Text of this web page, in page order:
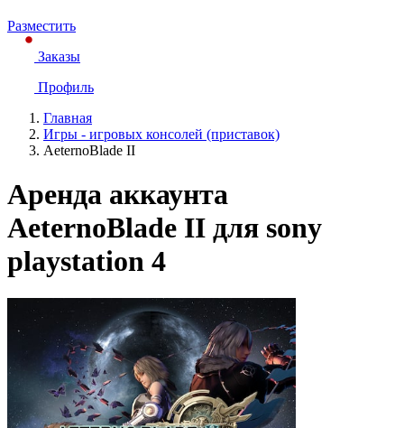
Разместить
Заказы
Профиль
Главная
Игры - игровых консолей (приставок)
AeternoBlade II
Аренда аккаунта
AeternoBlade II для sony
playstation 4